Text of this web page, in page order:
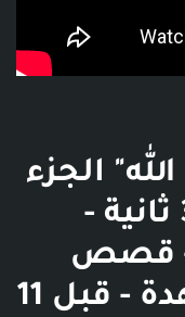
الجزء
الثاني - 9 دقائق و34 ثانية -
- قصص
جود - 5.7 ألف مشاهدة - قبل 11